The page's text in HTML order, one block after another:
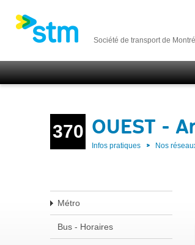
Société de transport de
370 OUEST -
Infos pratiques Nos
Métro
Bus - Horaires